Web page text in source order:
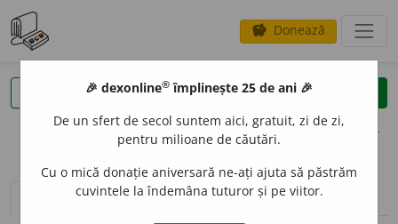
savings Donează
clear
opțiuni
definiții (1) pronunțievolume_up (33)
🎉 dexonline® împlinește 25 de ani 🎉
De un sfert de secol suntem aici, gratuit, zi de zi,
pentru milioane de căutări.
Cu o mică donație aniversară ne-ați ajuta să păstrăm
cuvintele la îndemâna tuturor și pe viitor.